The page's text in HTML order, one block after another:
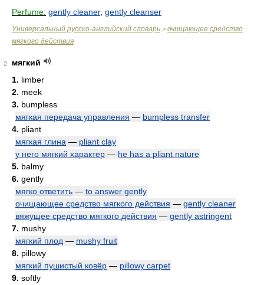
Perfume: gently cleaner, gently cleanser
Универсальный русско-английский словарь > очищающее средство
мягкого действия
2
мягкий
1. limber
2. meek
3. bumpless
мягкая передача управления — bumpless transfer
4. pliant
мягкая глина — pliant clay
у него мягкий характер — he has a pliant nature
5. balmy
6. gently
мягко ответить — to answer gently
очищающее средство мягкого действия — gently cleaner
вяжущее средство мягкого действия — gently astringent
7. mushy
мягкий плод — mushy fruit
8. pillowy
мягкий пушистый ковёр — pillowy carpet
9. softly